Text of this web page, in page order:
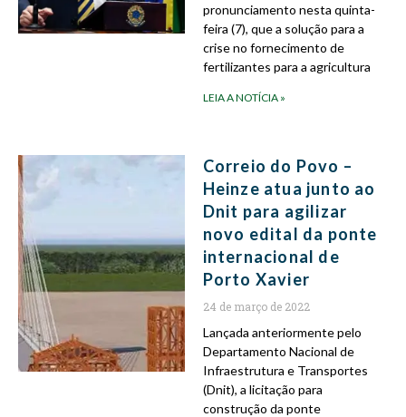
pronunciamento nesta quinta-
feira (7), que a solução para a
crise no fornecimento de
fertilizantes para a agricultura
LEIA A NOTÍCIA »
Correio do Povo –
Heinze atua junto ao
Dnit para agilizar
novo edital da ponte
internacional de
Porto Xavier
24 de março de 2022
Lançada anteriormente pelo
Departamento Nacional de
Infraestrutura e Transportes
(Dnit), a licitação para
construção da ponte